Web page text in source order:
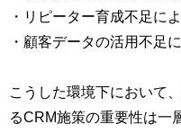
・リピーター育成不足に
・顧客データの活用不足
こうした環境下において
るCRM施策の重要性は一